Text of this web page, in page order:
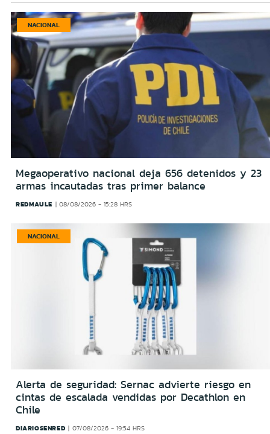
NACIONAL
Megaoperativo nacional deja 656 detenidos y 23
armas incautadas tras primer balance
REDMAULE 08/08/2026 - 15:28 HRS
NACIONAL
Alerta de seguridad: Sernac advierte riesgo en
cintas de escalada vendidas por Decathlon en
Chile
DIARIOSENRED 07/08/2026 - 19:54 HRS